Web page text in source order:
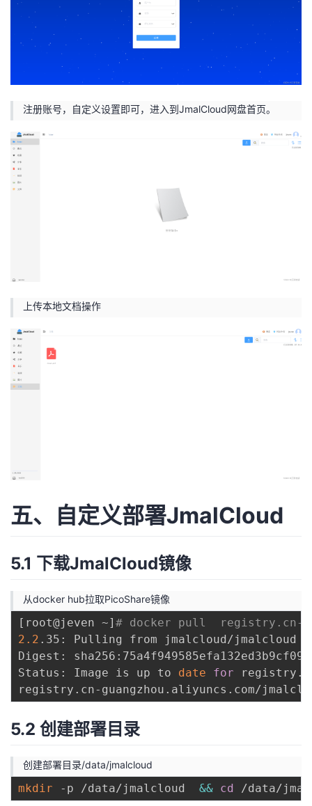
注册账号，自定义设置即可，进入到JmalCloud网盘首页。
上传本地文档操作
五、自定义部署JmalCloud
5.1 下载JmalCloud镜像
从docker hub拉取PicoShare镜像
[ root@jeven ~] # docker pull  registry.cn-
2.2 .35: Pulling from jmalcloud/jmalcloud
Digest:
Status: Image is up to date for
5.2 创建部署目录
创建部署目录/data/jmalcloud
mkdir -p /data/jmalcloud && cd